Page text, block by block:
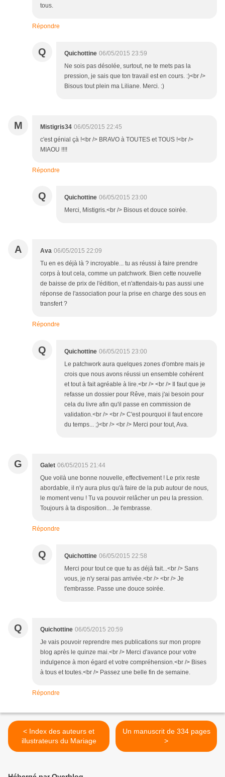
tous.
Répondre
Q Quichottine 06/05/2015 23:59
Ne sois pas désolée, surtout, ne te mets pas la
pression, je sais que ton travail est en cours. :)<br />
Bisous tout plein ma Liliane. Merci. :)
M Mistigris34 06/05/2015 22:45
c'est génial çà !<br /> BRAVO à TOUTES et TOUS !<br />
MIAOU !!!!
Répondre
Q Quichottine 06/05/2015 23:00
Merci, Mistigris.<br /> Bisous et douce soirée.
A Ava 06/05/2015 22:09
Tu en es déjà là ? incroyable... tu as réussi à faire prendre
corps à tout cela, comme un patchwork. Bien cette nouvelle
de baisse de prix de l'édition, et n'attendais-tu pas aussi une
réponse de l'association pour la prise en charge des sous en
transfert ?
Répondre
Q Quichottine 06/05/2015 23:00
Le patchwork aura quelques zones d'ombre mais je
crois que nous avons réussi un ensemble cohérent
et tout à fait agréable à lire.<br /> <br /> Il faut que je
refasse un dossier pour Rêve, mais j'ai besoin pour
cela du livre afin qu'il passe en commission de
validation.<br /> <br /> C'est pourquoi il faut encore
du temps... ;)<br /> <br /> Merci pour tout, Ava.
G Galet 06/05/2015 21:44
Que voilà une bonne nouvelle, effectivement ! Le prix reste
abordable, il n'y aura plus qu'à faire de la pub autour de nous,
le moment venu ! Tu va pouvoir relâcher un peu la pression.
Toujours à ta disposition... Je t'embrasse.
Répondre
Q Quichottine 06/05/2015 22:58
Merci pour tout ce que tu as déjà fait...<br /> Sans
vous, je n'y serai pas arrivée.<br /> <br /> Je
t'embrasse. Passe une douce soirée.
Q Quichottine 06/05/2015 20:59
Je vais pouvoir reprendre mes publications sur mon propre
blog après le quinze mai.<br /> Merci d'avance pour votre
indulgence à mon égard et votre compréhension.<br /> Bises
à tous et toutes.<br /> Passez une belle fin de semaine.
Répondre
< Index des auteurs et
illustrateurs du Mariage
Un manuscrit de 334 pages
>